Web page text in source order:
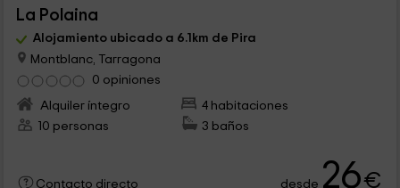
La Polaina
Alojamiento ubicado a 6.1km de Pira
Montblanc, Tarragona
0 opiniones
Alquiler íntegro
4 habitaciones
10 personas
3 baños
Contacto directo desde 26€